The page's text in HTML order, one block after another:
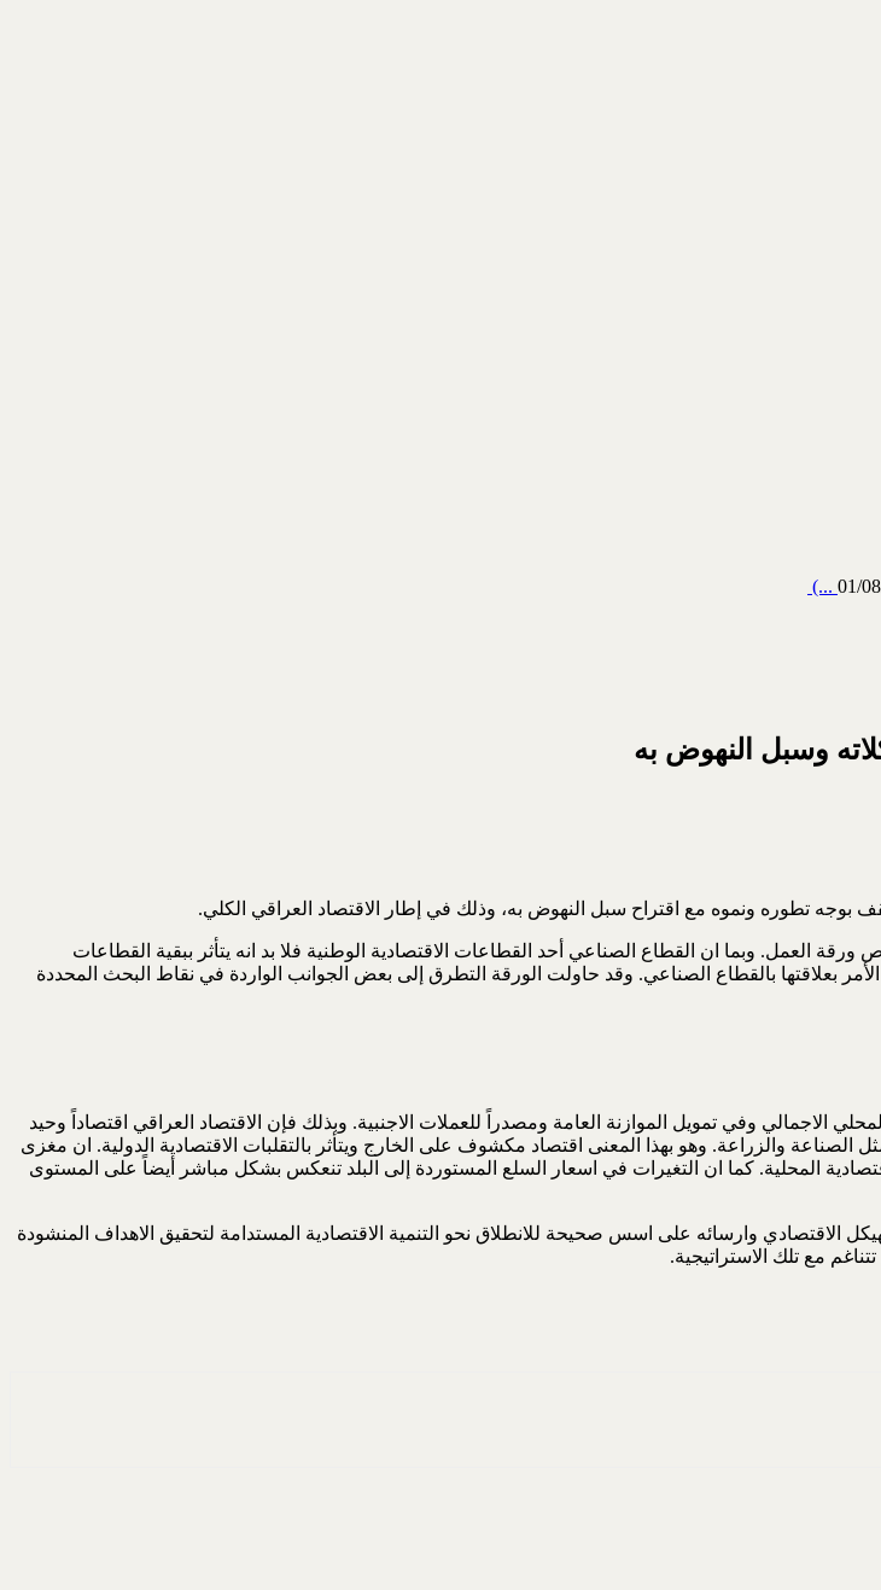
01/
وسبل النهوض به
بوجه تطوره ونموه مع اقتراح سبل النهوض به، وذلك في إطار الاقتصاد العراقي الكلي.
العمل. وبما ان القطاع الصناعي أحد القطاعات الاقتصادية الوطنية فلا بد انه يتأثر ببقية القطاعات
الأمر بعلاقتها بالقطاع الصناعي. وقد حاولت الورقة التطرق إلى بعض الجوانب الواردة في نقاط البحث المحددة
الاجمالي وفي تمويل الموازنة العامة ومصدراً للعملات الاجنبية. وبذلك فإن الاقتصاد العراقي اقتصاداً وحيد
والزراعة. وهو بهذا المعنى اقتصاد مكشوف على الخارج ويتأثر بالتقلبات الاقتصادية الدولية. ان مغزى
المحلية. كما ان التغيرات في اسعار السلع المستوردة إلى البلد تنعكس بشكل مباشر أيضاً على المستوى
الاقتصادي وارسائه على اسس صحيحة للانطلاق نحو التنمية الاقتصادية المستدامة لتحقيق الاهداف المنشودة
مع تلك الاستراتيجية.